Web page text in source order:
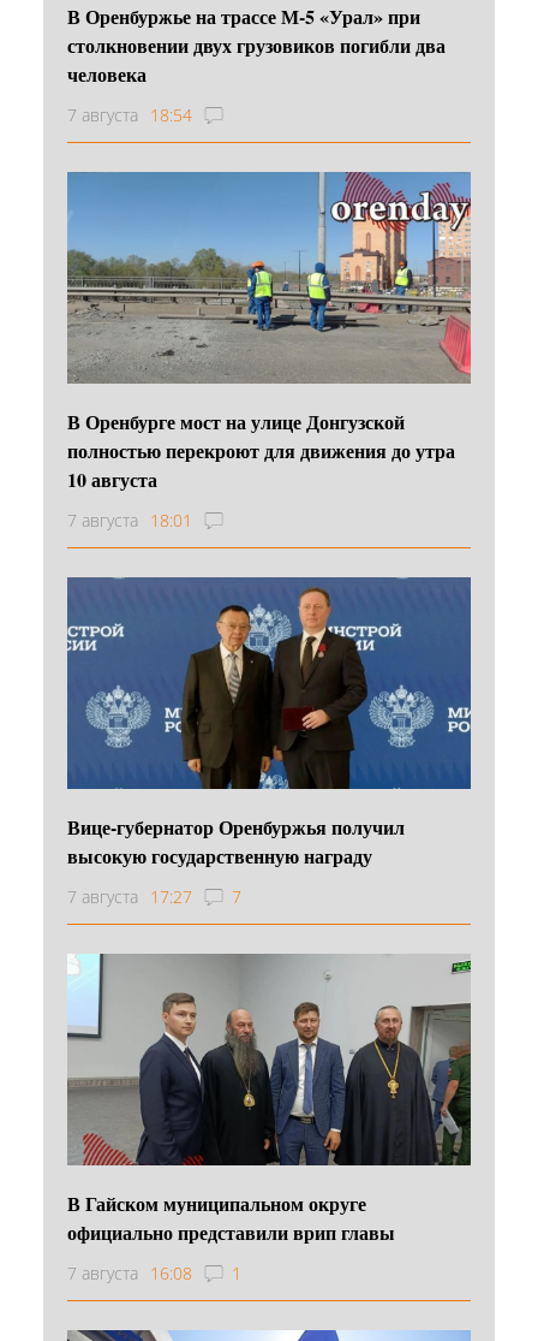
В Оренбуржье на трассе М-5 «Урал» при
столкновении двух грузовиков погибли два
человека
7 августа 18:54
В Оренбурге мост на улице Донгузской
полностью перекроют для движения до утра
10 августа
7 августа 18:01
Вице-губернатор Оренбуржья получил
высокую государственную награду
7 августа 17:27 7
В Гайском муниципальном округе
официально представили врип главы
7 августа 16:08 1